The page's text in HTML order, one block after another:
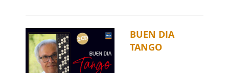
BUEN DIA
TANGO